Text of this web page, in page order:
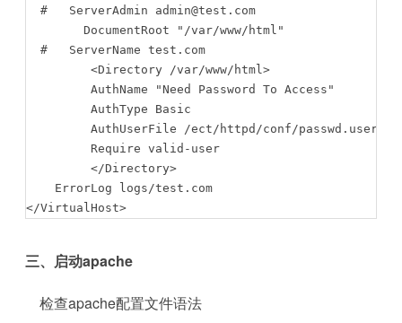
  #   ServerAdmin admin@test.com
        DocumentRoot "/var/www/html"
  #   ServerName test.com
         <Directory /var/www/html>
         AuthName "Need Password To Access"
         AuthType Basic
         AuthUserFile /ect/httpd/conf/passwd.users
         Require valid-user
         </Directory>
    ErrorLog logs/test.com
</VirtualHost>
三、启动apache
检查apache配置文件语法